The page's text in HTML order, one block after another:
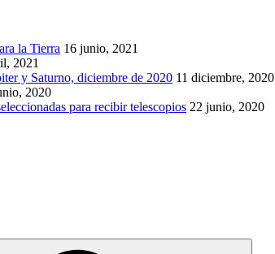
la Tierra 16 junio, 2021
2021
y Saturno, diciembre de 2020 11 diciembre, 2020
2020
para recibir telescopios 22 junio, 2020